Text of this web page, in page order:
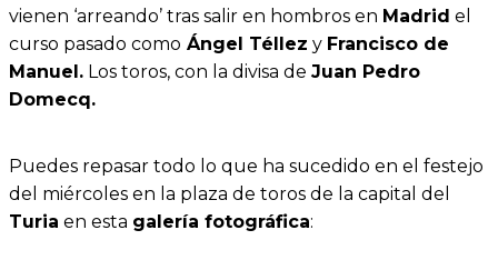
vienen ‘arreando’ tras salir en hombros en Madrid el
curso pasado como Ángel Téllez y Francisco de
Manuel. Los toros, con la divisa de Juan Pedro
Domecq.
Puedes repasar todo lo que ha sucedido en el festejo
del miércoles en la plaza de toros de la capital del
Turia en esta galería fotográfica: